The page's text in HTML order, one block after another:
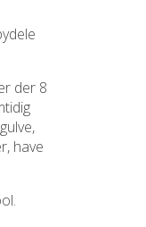
der 8
have